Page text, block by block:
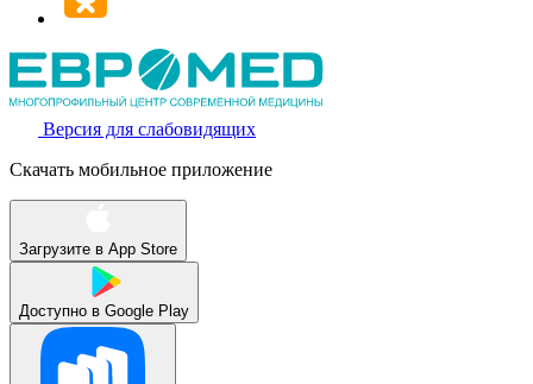
Версия для слабовидящих
Скачать мобильное приложение
Загрузите в App Store
Доступно в Google Play